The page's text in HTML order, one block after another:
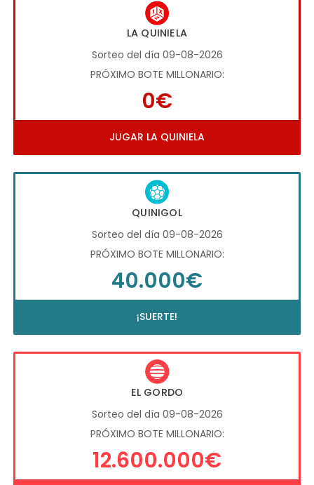
LA QUINIELA
Sorteo del día 09-08-2026
PRÓXIMO BOTE MILLONARIO:
0€
JUGAR LA QUINIELA
QUINIGOL
Sorteo del día 09-08-2026
PRÓXIMO BOTE MILLONARIO:
40.000€
¡SUERTE!
EL GORDO
Sorteo del día 09-08-2026
PRÓXIMO BOTE MILLONARIO:
12.600.000€